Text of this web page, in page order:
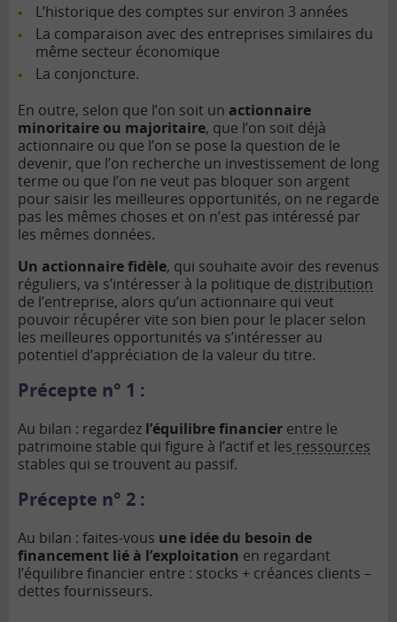
L’historique des comptes sur environ 3 années
La comparaison avec des entreprises similaires du
même secteur économique
La conjoncture.
En outre, selon que l’on soit un actionnaire
minoritaire ou majoritaire, que l’on soit déjà
actionnaire ou que l’on se pose la question de le
devenir, que l’on recherche un investissement de long
terme ou que l’on ne veut pas bloquer son argent
pour saisir les meilleures opportunités, on ne regarde
pas les mêmes choses et on n’est pas intéressé par
les mêmes données.
Un actionnaire fidèle, qui souhaite avoir des revenus
réguliers, va s’intéresser à la politique de distribution
de l’entreprise, alors qu’un actionnaire qui veut
pouvoir récupérer vite son bien pour le placer selon
les meilleures opportunités va s’intéresser au
potentiel d’appréciation de la valeur du titre.
Précepte n° 1 :
Au bilan : regardez l’équilibre financier entre le
patrimoine stable qui figure à l’actif et les ressources
stables qui se trouvent au passif.
Précepte n° 2 :
Au bilan : faites-vous une idée du besoin de
financement lié à l’exploitation en regardant
l’équilibre financier entre : stocks + créances clients –
dettes fournisseurs.